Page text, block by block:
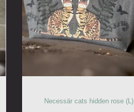
Necessär cats hidden rose (L)